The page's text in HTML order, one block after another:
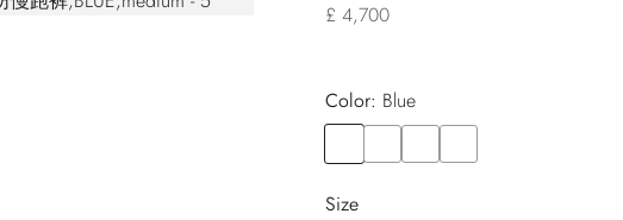
£ 4,700
Color:
blue
Size